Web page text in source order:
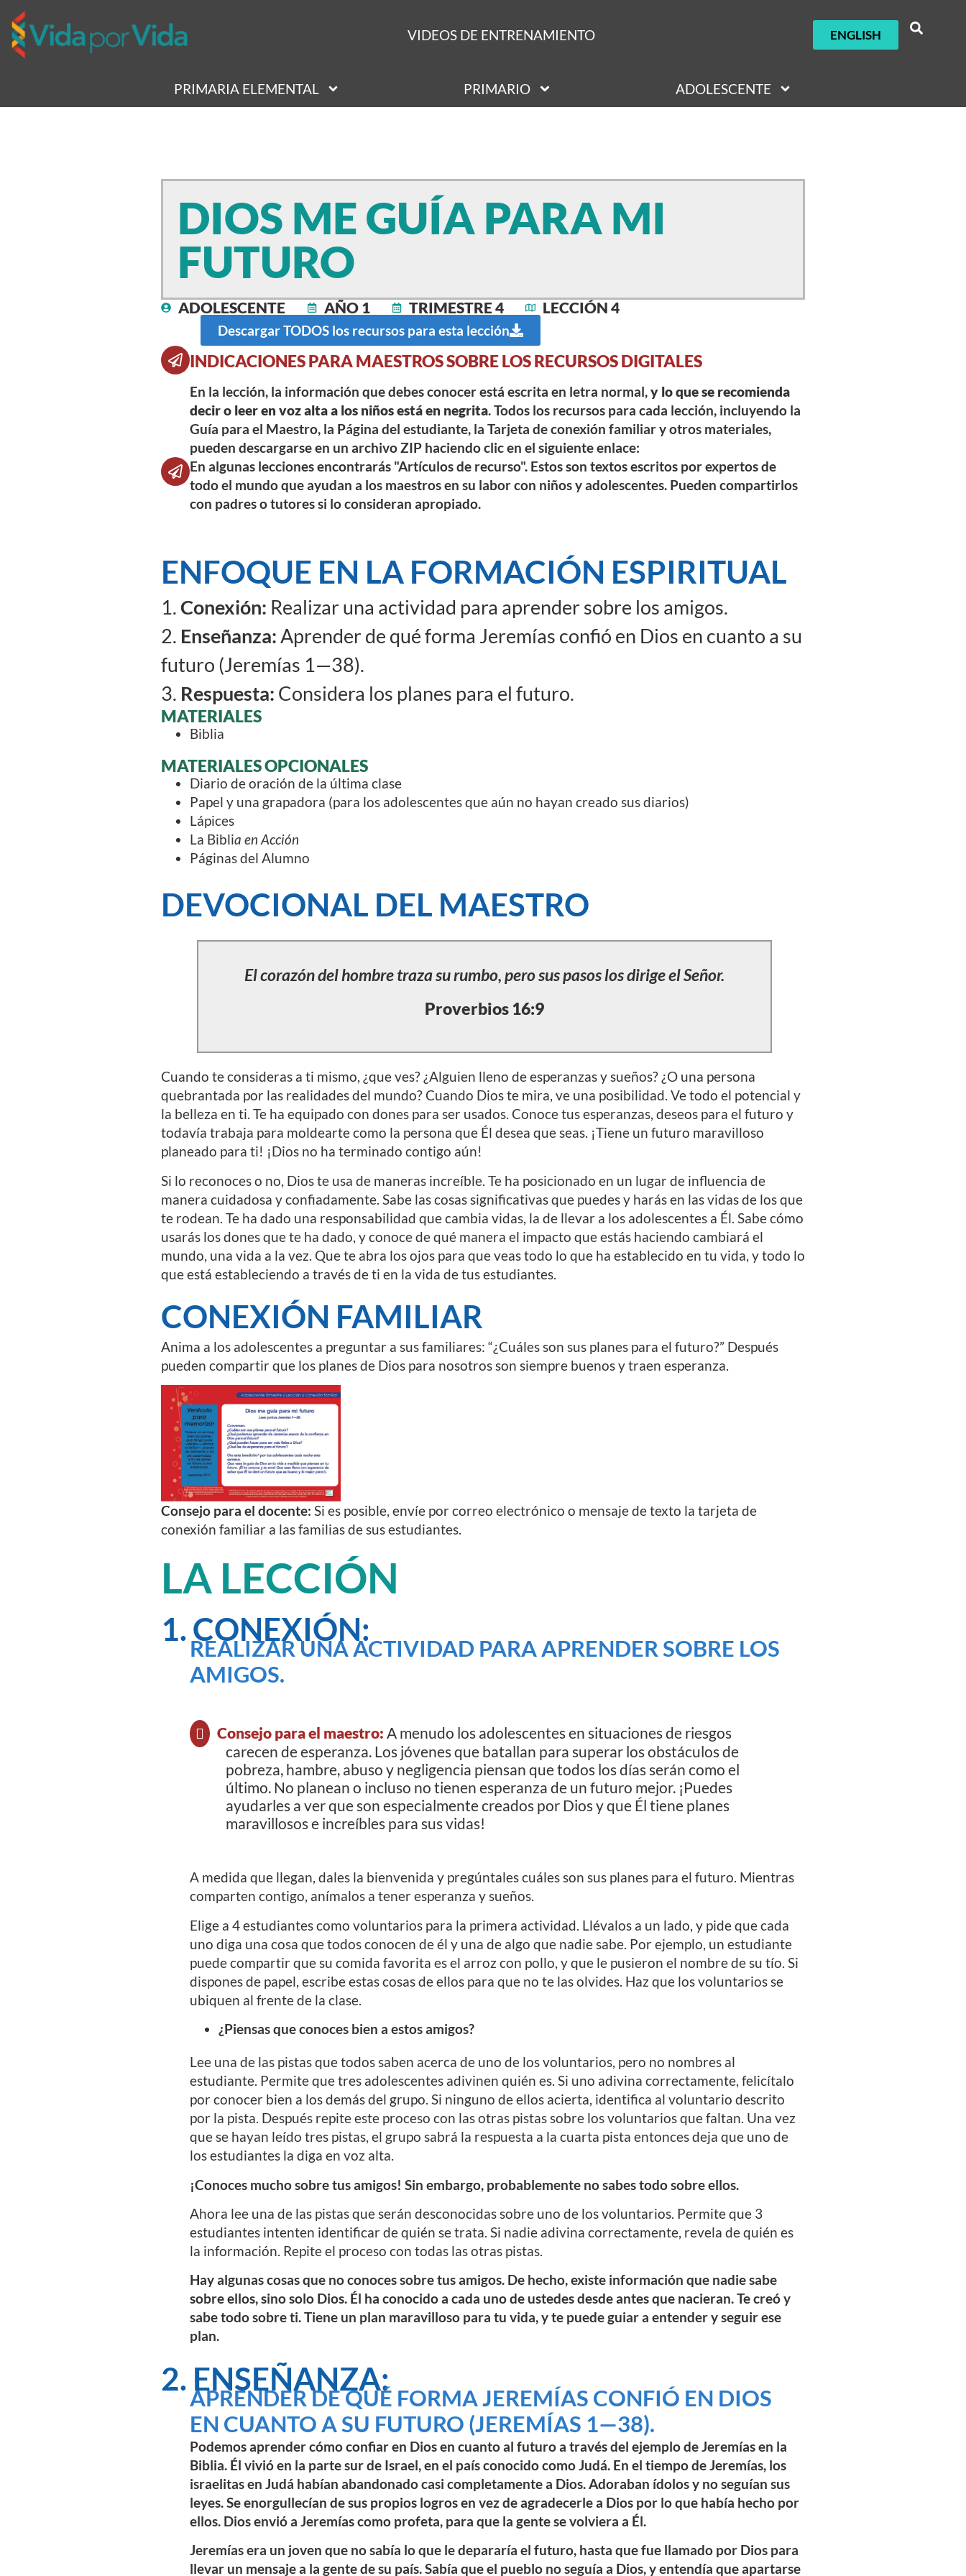
VIDEOS DE ENTRENAMIENTO ENGLISH
PRIMARIA ELEMENTAL PRIMARIO ADOLESCENTE
DIOS ME GUÍA PARA MI
FUTURO
ADOLESCENTE AÑO 1 TRIMESTRE 4 LECCIÓN 4
Descargar TODOS los recursos para esta lección
INDICACIONES PARA MAESTROS SOBRE LOS RECURSOS DIGITALES
En la lección, la información que debes conocer está escrita en letra normal,y lo que se recomienda
decir o leer en voz alta a los niños está en negrita. Todos los recursos para cada lección, incluyendo la
Guía para el Maestro, la Página del estudiante, la Tarjeta de conexión familiar y otros materiales,
pueden descargarse en un archivo ZIP haciendo clic en el siguiente enlace:
En algunas lecciones encontrarás "Artículos de recurso". Estos son textos escritos por expertos de
todo el mundo que ayudan a los maestros en su labor con niños y adolescentes. Pueden compartirlos
con padres o tutores si lo consideran apropiado.
ENFOQUE EN LA FORMACIÓN ESPIRITUAL
1.Conexión: Realizar una actividad para aprender sobre los amigos.
2. Enseñanza:Aprender de qué forma Jeremías confió en Dios en cuanto a su
futuro (Jeremías 1—38).
3. Respuesta: Considera los planes para el futuro.
MATERIALES
Biblia
MATERIALES OPCIONALES
Diario de oración de la última clase
Papel y una grapadora (para los adolescentes que aún no hayan creado sus diarios)
Lápices
La Biblia en Acción
Páginas del Alumno
DEVOCIONAL DEL MAESTRO
El corazón del hombre traza su rumbo, pero sus pasos los dirige el Señor.
Proverbios 16:9
Cuando te consideras a ti mismo, ¿que ves? ¿Alguien lleno de esperanzas y sueños? ¿O una persona
quebrantada por las realidades del mundo? Cuando Dios te mira, ve una posibilidad. Ve todo el potencial y
la belleza en ti. Te ha equipado con dones para ser usados. Conoce tus esperanzas, deseos para el futuro y
todavía trabaja para moldearte como la persona que Él desea que seas. ¡Tiene un futuro maravilloso
planeado para ti! ¡Dios no ha terminado contigo aún!
Si lo reconoces o no, Dios te usa de maneras increíble. Te ha posicionado en un lugar de influencia de
manera cuidadosa y confiadamente. Sabe las cosas significativas que puedes y harás en las vidas de los que
te rodean. Te ha dado una responsabilidad que cambia vidas, la de llevar a los adolescentes a Él. Sabe cómo
usarás los dones que te ha dado, y conoce de qué manera el impacto que estás haciendo cambiará el
mundo, una vida a la vez. Que te abra los ojos para que veas todo lo que ha establecido en tu vida, y todo lo
que está estableciendo a través de ti en la vida de tus estudiantes.
CONEXIÓN FAMILIAR
Anima a los adolescentes a preguntar a sus familiares: “¿Cuáles son sus planes para el futuro?” Después
pueden compartir que los planes de Dios para nosotros son siempre buenos y traen esperanza.
Consejo para el docente: Si es posible, envíe por correo electrónico o mensaje de texto la tarjeta de
conexión familiar a las familias de sus estudiantes.
LA LECCIÓN
1. CONEXIÓN:
REALIZAR UNA ACTIVIDAD PARA APRENDER SOBRE LOS
AMIGOS.
Consejo para el maestro: A menudo los adolescentes en situaciones de riesgos
carecen de esperanza. Los jóvenes que batallan para superar los obstáculos de
pobreza, hambre, abuso y negligencia piensan que todos los días serán como el
último. No planean o incluso no tienen esperanza de un futuro mejor. ¡Puedes
ayudarles a ver que son especialmente creados por Dios y que Él tiene planes
maravillosos e increíbles para sus vidas!
A medida que llegan, dales la bienvenida y pregúntales cuáles son sus planes para el futuro. Mientras
comparten contigo, anímalos a tener esperanza y sueños.
Elige a 4 estudiantes como voluntarios para la primera actividad. Llévalos a un lado, y pide que cada
uno diga una cosa que todos conocen de él y una de algo que nadie sabe. Por ejemplo, un estudiante
puede compartir que su comida favorita es el arroz con pollo, y que le pusieron el nombre de su tío. Si
dispones de papel, escribe estas cosas de ellos para que no te las olvides. Haz que los voluntarios se
ubiquen al frente de la clase.
¿Piensas que conoces bien a estos amigos?
Lee una de las pistas que todos saben acerca de uno de los voluntarios, pero no nombres al
estudiante. Permite que tres adolescentes adivinen quién es. Si uno adivina correctamente, felicítalo
por conocer bien a los demás del grupo. Si ninguno de ellos acierta, identifica al voluntario descrito
por la pista. Después repite este proceso con las otras pistas sobre los voluntarios que faltan. Una vez
que se hayan leído tres pistas, el grupo sabrá la respuesta a la cuarta pista entonces deja que uno de
los estudiantes la diga en voz alta.
¡Conoces mucho sobre tus amigos! Sin embargo, probablemente no sabes todo sobre ellos.
Ahora lee una de las pistas que serán desconocidas sobre uno de los voluntarios. Permite que 3
estudiantes intenten identificar de quién se trata. Si nadie adivina correctamente, revela de quién es
la información. Repite el proceso con todas las otras pistas.
Hay algunas cosas que no conoces sobre tus amigos. De hecho, existe información que nadie sabe
sobre ellos, sino solo Dios. Él ha conocido a cada uno de ustedes desde antes que nacieran. Te creó y
sabe todo sobre ti. Tiene un plan maravilloso para tu vida, y te puede guiar a entender y seguir ese
plan.
2. ENSEÑANZA:
APRENDER DE QUÉ FORMA JEREMÍAS CONFIÓ EN DIOS
EN CUANTO A SU FUTURO (JEREMÍAS 1—38).
Podemos aprender cómo confiar en Dios en cuanto al futuro a través del ejemplo de Jeremías en la
Biblia. Él vivió en la parte sur de Israel, en el país conocido como Judá. En el tiempo de Jeremías, los
israelitas en Judá habían abandonado casi completamente a Dios. Adoraban ídolos y no seguían sus
leyes. Se enorgullecían de sus propios logros en vez de agradecerle a Dios por lo que había hecho por
ellos. Dios envió a Jeremías como profeta, para que la gente se volviera a Él.
Jeremías era un joven que no sabía lo que le depararía el futuro, hasta que fue llamado por Dios para
llevar un mensaje a la gente de su país. Sabía que el pueblo no seguía a Dios, y entendía que apartarse